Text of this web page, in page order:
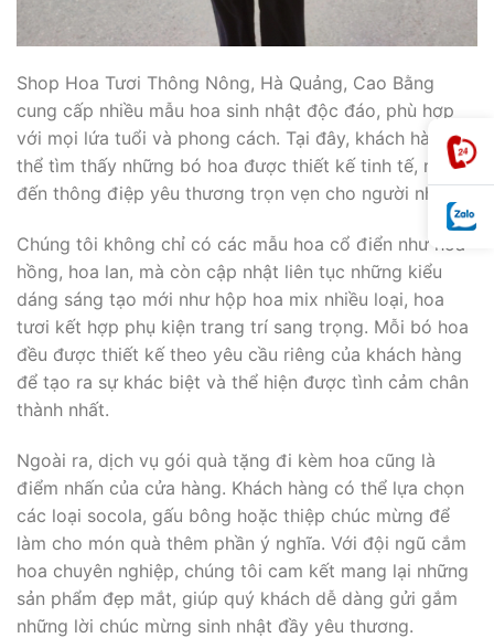
Shop Hoa Tươi Thông Nông, Hà Quảng, Cao Bằng
cung cấp nhiều mẫu hoa sinh nhật độc đáo, phù hợp
với mọi lứa tuổi và phong cách. Tại đây, khách hàng có
thể tìm thấy những bó hoa được thiết kế tinh tế, mang
đến thông điệp yêu thương trọn vẹn cho người nhận.
Chúng tôi không chỉ có các mẫu hoa cổ điển như hoa
hồng, hoa lan, mà còn cập nhật liên tục những kiểu
dáng sáng tạo mới như hộp hoa mix nhiều loại, hoa
tươi kết hợp phụ kiện trang trí sang trọng. Mỗi bó hoa
đều được thiết kế theo yêu cầu riêng của khách hàng
để tạo ra sự khác biệt và thể hiện được tình cảm chân
thành nhất.
Ngoài ra, dịch vụ gói quà tặng đi kèm hoa cũng là
điểm nhấn của cửa hàng. Khách hàng có thể lựa chọn
các loại socola, gấu bông hoặc thiệp chúc mừng để
làm cho món quà thêm phần ý nghĩa. Với đội ngũ cắm
hoa chuyên nghiệp, chúng tôi cam kết mang lại những
sản phẩm đẹp mắt, giúp quý khách dễ dàng gửi gắm
những lời chúc mừng sinh nhật đầy yêu thương.